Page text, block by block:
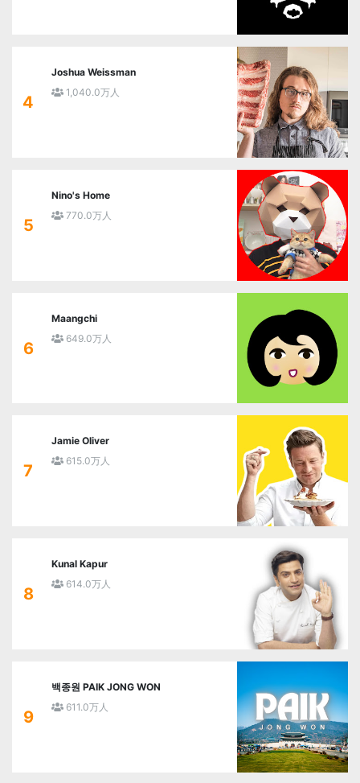
4
Joshua Weissman
1,040.0万人
5
Nino's Home
770.0万人
6
Maangchi
649.0万人
7
Jamie Oliver
615.0万人
8
Kunal Kapur
614.0万人
9
백종원 PAIK JONG WON
611.0万人